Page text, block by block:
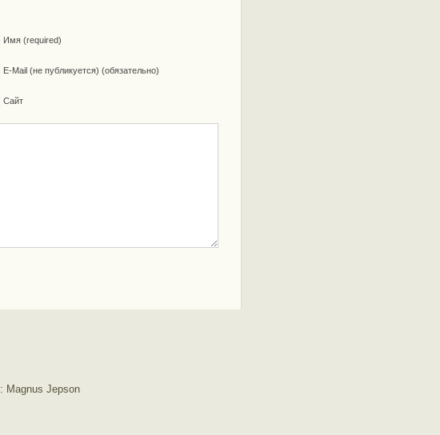
Имя (required)
E-Mail (не публикуется) (обязательно)
Сайт
: Magnus Jepson